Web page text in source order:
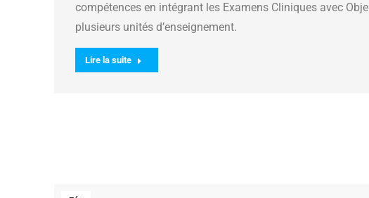
compétences en intégrant les Examens Cliniques avec
plusieurs unités d’enseignement.
Lire la suite